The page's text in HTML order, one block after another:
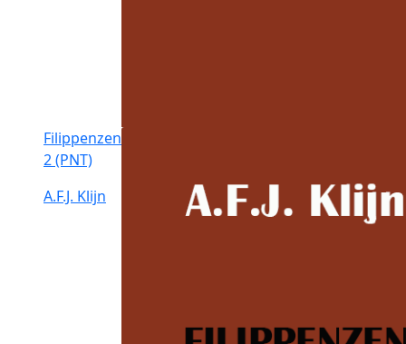
Filippenzen
2 (PNT)
A.F.J. Klijn